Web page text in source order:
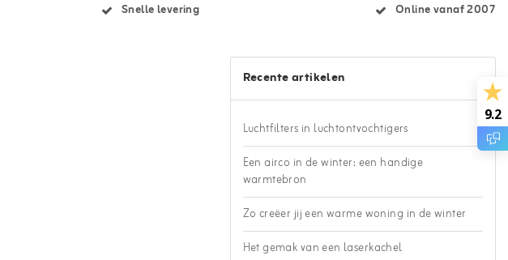
Snelle levering Online vanaf 2007
Recente artikelen
Luchtfilters in luchtontvochtigers
Een airco in de winter: een handige
warmtebron
Zo creëer jij een warme woning in de winter
Het gemak van een laserkachel
9.2